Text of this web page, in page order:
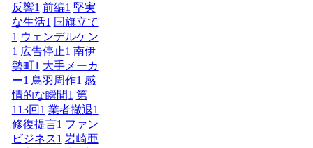
反響1 前編1 堅実
な生活1 国旗立て
1 ウェンデルケン
1 広告停止1 南伊
勢町1 大手メーカ
ー1 鳥羽周作1 感
情的な瞬間1 第
113回 1 業者撤退1
修復提言1 ファン
ビジネス1 岩崎亜